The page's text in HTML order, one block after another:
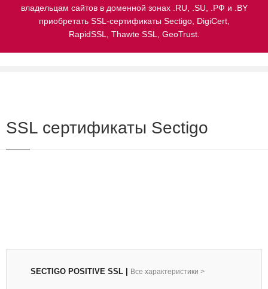
владельцам сайтов в доменной зонах .RU, .SU, .РФ и .BY
приобретать SSL-сертификаты Sectigo, DigiCert,
RapidSSL, Thawte SSL, GeoTrust.
SSL сертификаты Sectigo
SECTIGO POSITIVE SSL Все характеристики >